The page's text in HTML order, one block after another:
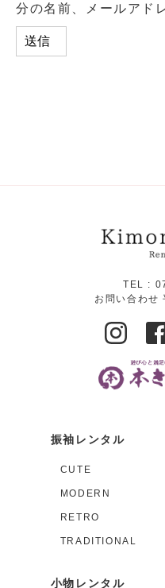
分の名前、メールアド
TEL :
お問い合わ
振袖レンタル
CUTE
MODERN
RETRO
TRADITIONAL
小物レンタル